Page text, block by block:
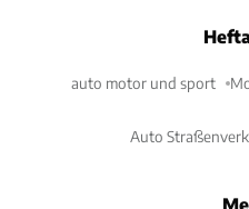
auto motor und sport
Auto